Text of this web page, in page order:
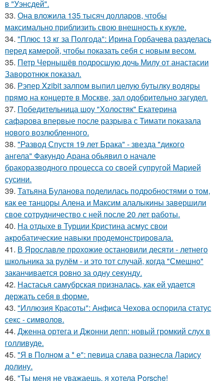
в "Уэнсдей".
33. Она вложила 135 тысяч долларов, чтобы
максимально приблизить свою внешность к кукле.
34. "Плюс 13 кг за Полгода": Ирина Горбачева разделась
перед камерой, чтобы показать себя с новым весом.
35. Петр Чернышёв подросшую дочь Милу от анастасии
Заворотнюк показал.
36. Рэпер Xzibit залпом выпил целую бутылку водяры
прямо на концерте в Москве, зал одобрительно загудел.
37. Победительница шоу "Холостяк" Екатерина
сафарова впервые после разрыва с Тимати показала
нового возлюбленного.
38. "Развод Спустя 19 лет Брака" - звезда "дикого
ангела" Факундо Арана обьявил о начале
бракоразводного процесса со своей супругой Марией
сусини.
39. Татьяна Буланова поделилась подробностями о том,
как ее танцоры Алена и Максим алалыкины завершили
свое сотрудничество с ней после 20 лет работы.
40. На отдыхе в Турции Кристина асмус свои
акробатические навыки продемонстрировала.
41. В Ярославле прохожие остановили десяти - летнего
школьника за рулём - и это тот случай, когда "Смешно"
заканчивается ровно за одну секунду.
42. Настасья самубрская призналась, как ей удается
держать себя в форме.
43. "Иллюзия Красоты": Анфиса Чехова оспорила статус
секс - символов.
44. Дженна ортега и Джонни депп: новый громкий слух в
голливуде.
45. "Я в Полном а * е": певица слава разнесла Ларису
долину.
46. "Ты меня не уважаешь, я хотела Porsche!